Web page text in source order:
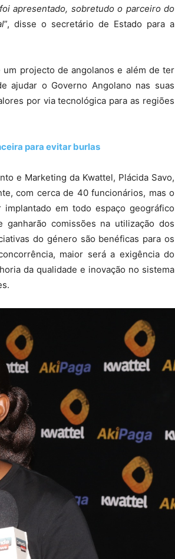
apresentado, sobretudo o parceiro do
”, disse o secretário de Estado para a
projecto de angolanos e além de ter
ajudar o Governo Angolano nas suas
por via tecnológica para as regiões
para evitar burlas
e Marketing da Kwattel, Plácida Savo,
com cerca de 40 funcionários, mas o
em todo espaço geográfico
ganharão comissões na utilização dos
do género são benéficas para os
maior será a exigência do
da qualidade e inovação no sistema